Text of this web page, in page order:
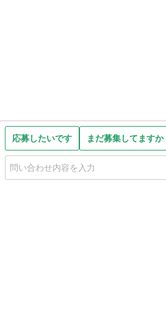
応募したいです まだ募集してますか